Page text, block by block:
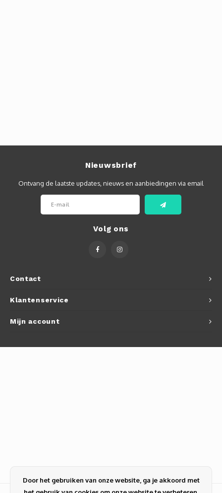
Contact
Nieuwsbrief
Ontvang de laatste updates, nieuws en aanbiedingen via email
Volg ons
Klantenservice
Mijn account
Door het gebruiken van onze website, ga je akkoord met